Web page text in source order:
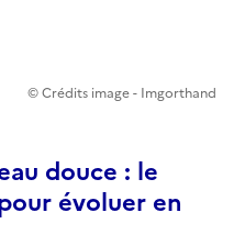
douce : le
évoluer en
© Crédits image - Imgorthand